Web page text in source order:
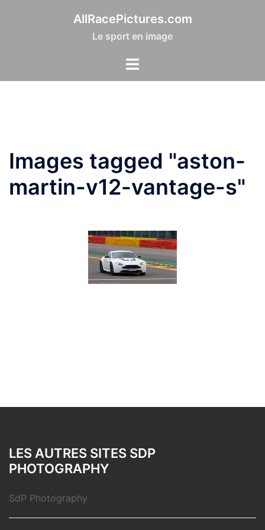
AllRacePictures.com
Le sport en image
Images tagged "aston-
martin-v12-vantage-s"
LES AUTRES SITES SDP
PHOTOGRAPHY
SdP Photography